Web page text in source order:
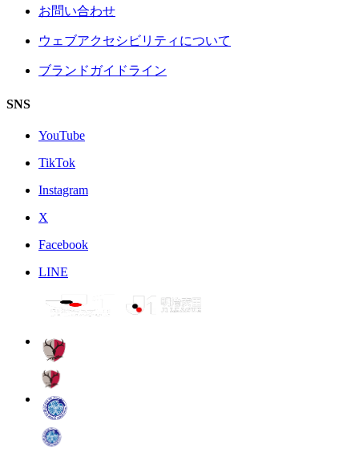
お問い合わせ
ウェブアクセシビリティについて
ブランドガイドライン
SNS
YouTube
TikTok
Instagram
X
Facebook
LINE